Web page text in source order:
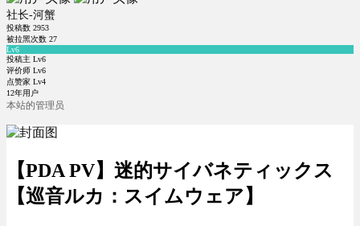
社长-河蟹
投稿数 2953
被拉黑次数 27
Lv6
投稿主 Lv6
评价师 Lv6
点赞家 Lv4
12年用户
本站的管理员
【PDA PV】迷的サイバネティックス
【巡音ルカ：スイムウェア】